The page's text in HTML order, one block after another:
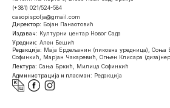
(+381) 021/524-584
casopispolja@gmail.com
Директор: Бојан Панаотовић
Издавач: Културни центар Новог Сада
Уредник: Ален Бешић
Редакција: Маја Ердељанин (ликовна уредница), Соња
Софинкић, Марјан Чакаревић, Огњен Клисара
Лектура: Сања Бркић, Милица Софинкић
Администрација и пласман: Редакција